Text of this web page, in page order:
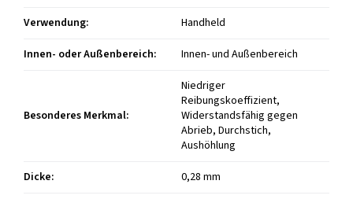
Verwendung:
Handheld
Innen- oder Außenbereich: Innen- und Außenbereich
Besonderes Merkmal:
Niedriger
Reibungskoeffizient,
Widerstandsfähig gegen
Abrieb, Durchstich,
Aushöhlung
Dicke:
0,28 mm